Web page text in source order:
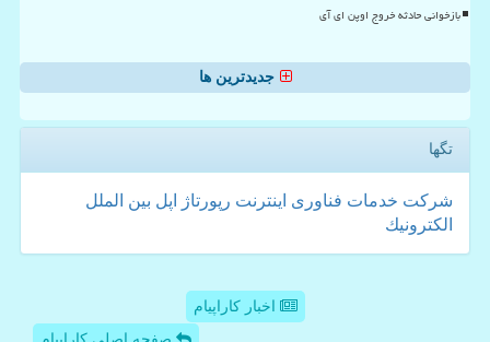
بازخوانی حادثه خروج اوپن ای آی
جدیدترین ها
تگها
شركت خدمات فناوری اینترنت رپورتاژ اپل بین الملل
الكترونیك
اخبار کاراپیام